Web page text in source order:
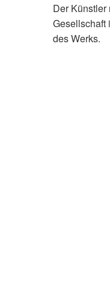
Der Künstler
Gesellschaft
des Werks.